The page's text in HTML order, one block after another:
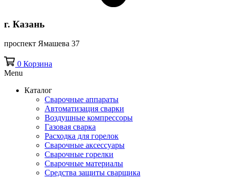
г. Казань
проспект Ямашева 37
0 Корзина
Menu
Каталог
Сварочные аппараты
Автоматизация сварки
Воздушные компрессоры
Газовая сварка
Расходка для горелок
Сварочные аксессуары
Сварочные горелки
Сварочные материалы
Средства защиты сварщика